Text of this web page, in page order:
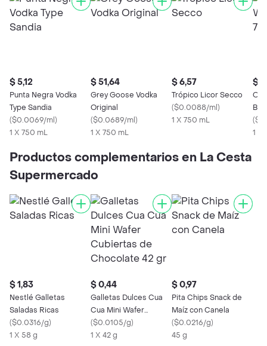
$ 5,12
Punta Negra Vodka
Type Sandia
($0.0069/ml)
1 X 750 mL
$ 51,64
Grey Goose Vodka
Original
($0.0689/ml)
1 X 750 mL
$ 6,57
Trópico Licor Secco
($0.0088/ml)
1 X 750 mL
$
Old
(
1 X
Productos complementarios en La Cesta
Supermercado
$ 1,83
Nestlé Galletas
Saladas Ricas
($0.0316/g)
1 X 58 g
$ 0,44
Galletas Dulces Cua
Cua Mini Wafer
Cubiertas de
Chocolate 42 gr
($0.0105/g)
1 X 42 g
$ 0,97
Pita Chips Snack de
Maíz con Canela
($0.0216/g)
45 g